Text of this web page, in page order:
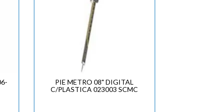
PIE METRO 08" DIGITAL
C/PLASTICA 023003 SCMC